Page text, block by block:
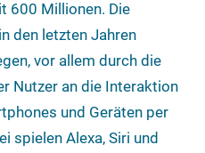
600 Millionen. Die
den letzten Jahren
vor allem durch die
Nutzer an die Interaktion
und Geräten per
spielen Alexa, Siri und